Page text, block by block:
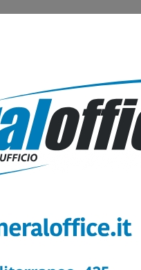
a cura di
istituzionali Regione
e turismo”
Città dell’Olio,
– Giardiniere
Campania, Flora